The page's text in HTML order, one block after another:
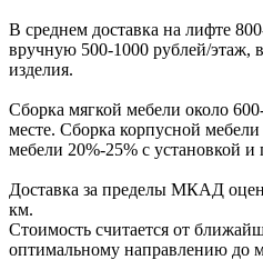
В cреднем доcтавка на лифте
вручную 500-1000 рублей/этаж,
изделия.
Сборка мягкой мебели около
месте. Сборка корпусной мебели
мебели 20%-25% с установкой
Доставка за пределы МКАД
км.
Стоимость считается от
оптимальному направлению до